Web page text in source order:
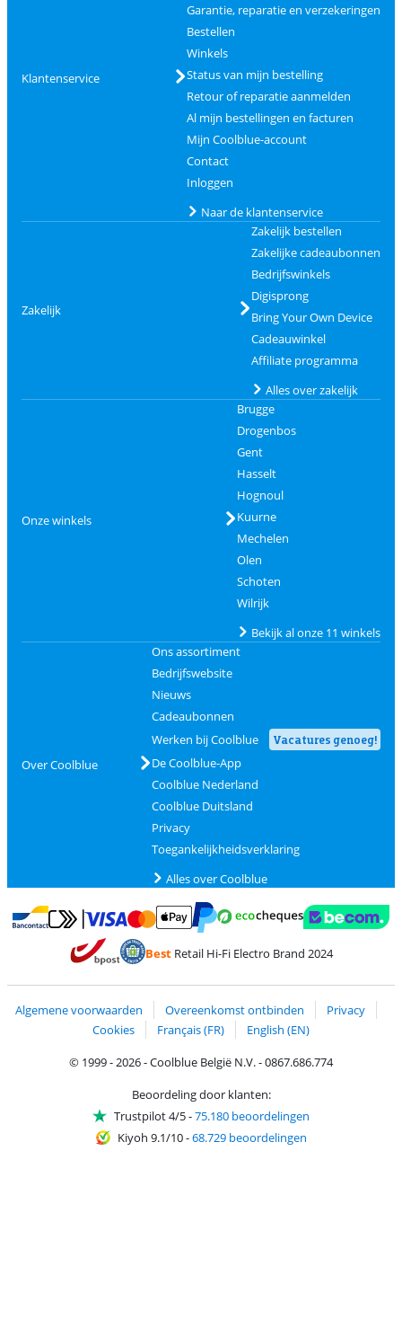
Klantenservice
Garantie, reparatie en verzekeringen
Bestellen
Winkels
Status van mijn bestelling
Retour of reparatie aanmelden
Al mijn bestellingen en facturen
Mijn Coolblue-account
Contact
Inloggen
Naar de klantenservice
Zakelijk
Zakelijk bestellen
Zakelijke cadeaubonnen
Bedrijfswinkels
Digisprong
Bring Your Own Device
Cadeauwinkel
Affiliate programma
Alles over zakelijk
Onze winkels
Brugge
Drogenbos
Gent
Hasselt
Hognoul
Kuurne
Mechelen
Olen
Schoten
Wilrijk
Bekijk al onze 11 winkels
Over Coolblue
Ons assortiment
Bedrijfswebsite
Nieuws
Cadeaubonnen
Werken bij Coolblue
Vacatures genoeg!
De Coolblue-App
Coolblue Nederland
Coolblue Duitsland
Privacy
Toegankelijkheidsverklaring
Alles over Coolblue
Betalen met Bancontact
Betalen met MasterCard en Visa via ClickToPay
BestRetail Hi-Fi Electro Brand 2024
Algemene voorwaarden Overeenkomst ontbinden
Privacy
Cookies
Français (FR)
English (EN)
© 1999 - 2026 - Coolblue België N.V. - 0867.686.774
Beoordeling door klanten:
Trustpilot 4/5-75.180 beoordelingen
Kiyoh 9.1/10-68.729 beoordelingen